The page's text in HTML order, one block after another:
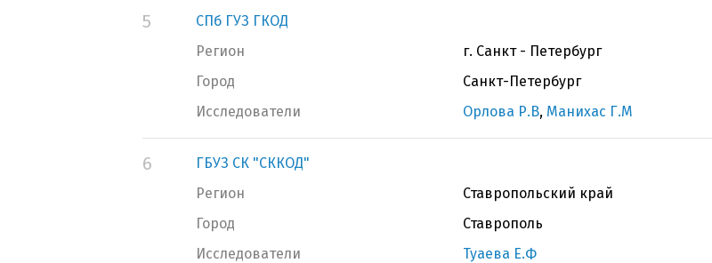
5
СПб ГУЗ ГКОД
Регион
г. Санкт - Петербург
Город
Санкт-Петербург
Исследователи
Орлова Р.В, Манихас Г.М
6
ГБУЗ СК "СККОД"
Регион
Ставропольский край
Город
Ставрополь
Исследователи
Туаева Е.Ф